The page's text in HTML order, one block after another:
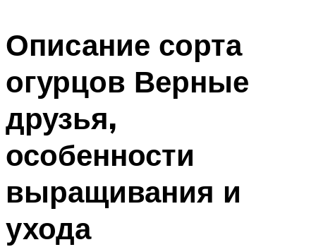
Описание сорта
огурцов Верные
друзья,
особенности
выращивания и
ухода